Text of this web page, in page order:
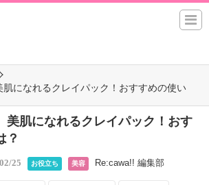
肌になれるクレイパック！おすすめの使い
美肌になれるクレイパック！おす
？
25 お役立ち 美容 Re:cawa!! 編集部